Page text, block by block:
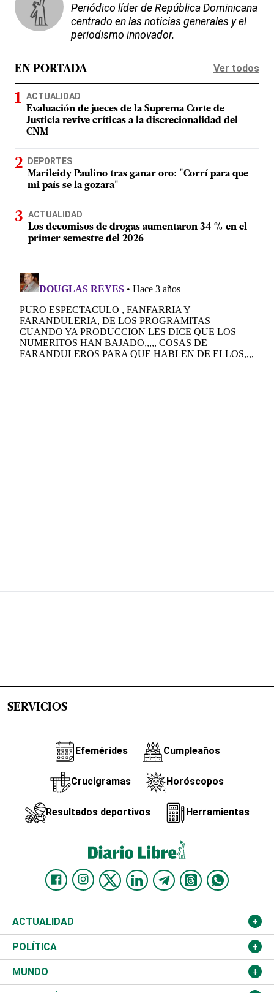
Periódico líder de República Dominicana
centrado en las noticias generales y el
periodismo innovador.
EN PORTADA Ver todos
ACTUALIDAD
Evaluación de jueces de la Suprema Corte de
Justicia revive críticas a la discrecionalidad del
CNM
DEPORTES
Marileidy Paulino tras ganar oro: "Corrí para que
mi país se la gozara"
ACTUALIDAD
Los decomisos de drogas aumentaron 34 % en el
primer semestre del 2026
SERVICIOS
Efemérides Cumpleaños
Crucigramas Horóscopos
Resultados deportivos Herramientas
ACTUALIDAD
Nacional
Ciudad
POLÍTICA
Partidos
MUNDO